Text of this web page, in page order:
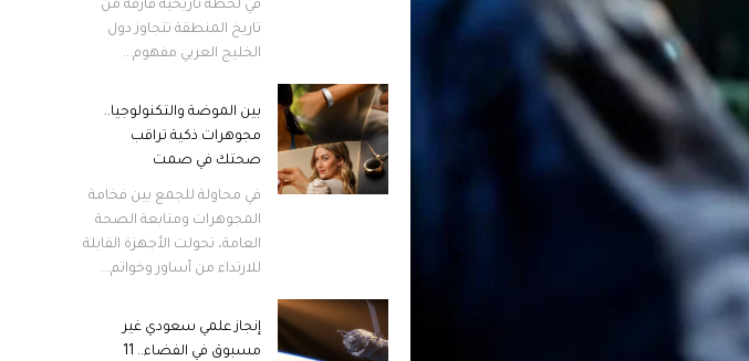
في لحظة تاريخية فارقة من
تاريخ المنطقة تتجاوز دول
الخليج العربي مفهوم...
بين الموضة والتكنولوجيا..
مجوهرات ذكية تراقب
صحتك في صمت
في محاولة للجمع بين فخامة
المجوهرات ومتابعة الصحة
العامة، تحولت الأجهزة القابلة
للارتداء من أساور وخواتم...
إنجاز علمي سعودي غير
مسبوق في الفضاء.. 11